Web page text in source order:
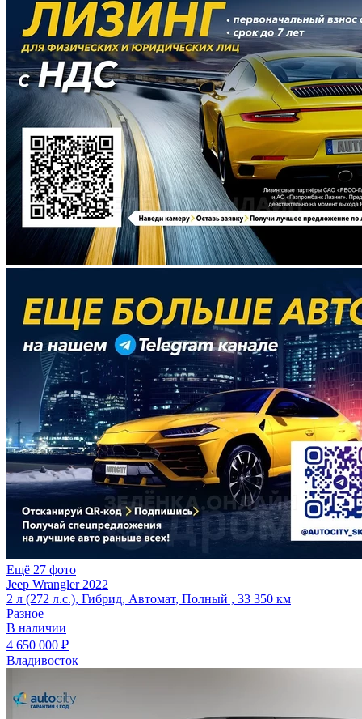
Ещё 27 фото
Jeep Wrangler 2022
2 л (272 л.с.), Гибрид, Автомат, Полный , 33 350 км
Разное
В наличии
4 650 000 ₽
Владивосток